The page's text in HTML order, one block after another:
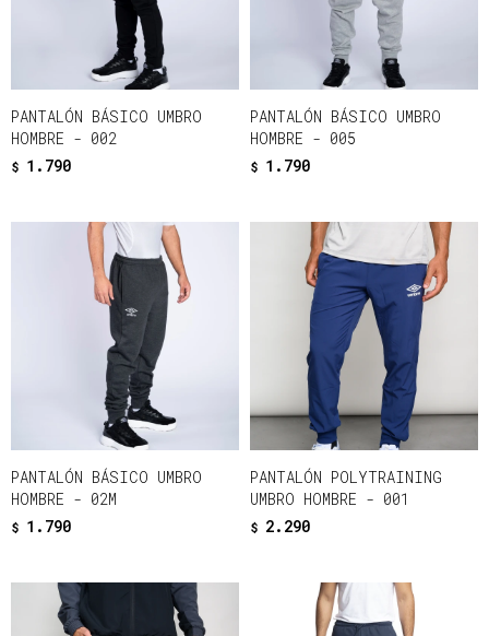
PANTALÓN BÁSICO UMBRO
HOMBRE - 002
$ 1.790
PANTALÓN BÁSICO UMBRO
HOMBRE - 005
$ 1.790
PANTALÓN BÁSICO UMBRO
HOMBRE - 02M
$ 1.790
PANTALÓN POLYTRAINING
UMBRO HOMBRE - 001
$ 2.290